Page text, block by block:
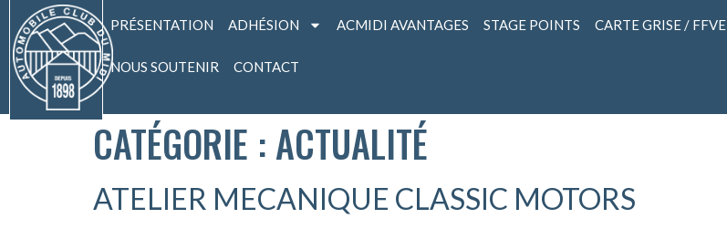
PRÉSENTATION ADHÉSION ACMIDI AVANTAGES STAGE POINTS CARTE GRISE / FFVE
NOUS SOUTENIR CONTACT
CATÉGORIE : ACTUALITÉ
ATELIER MECANIQUE CLASSIC MOTORS